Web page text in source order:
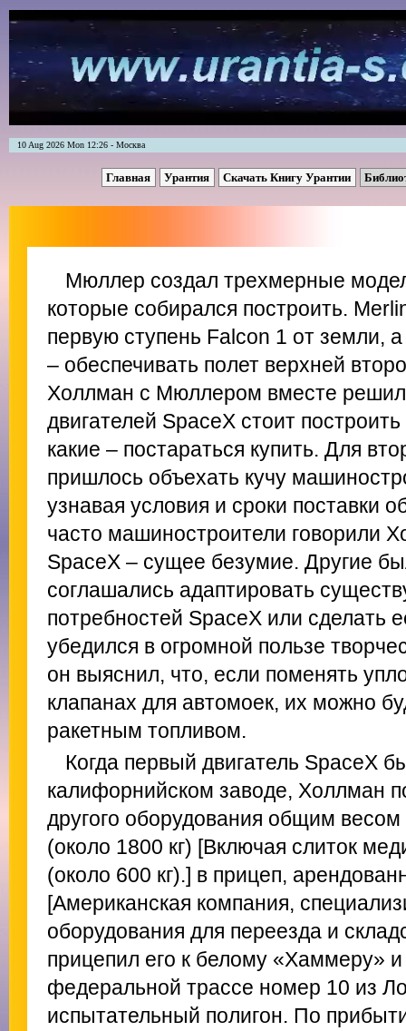
10 Aug 2026 Mon 12:26 - Москва
Главная Урантия Скачать Книгу Урантии
Мюллер создал трехмерные
которые собирался построить.
первую ступень Falcon 1 от земли,
– обеспечивать полет верхней
Холлман с Мюллером вместе
двигателей SpaceX стоит
какие – постараться купить. Для
пришлось объехать кучу
узнавая условия и сроки поставки
часто машиностроители говорили
SpaceX – сущее безумие. Другие
соглашались адаптировать
потребностей SpaceX или сделать
убедился в огромной пользе
он выяснил, что, если поменять
клапанах для автомоек, их можно
ракетным топливом.
Когда первый двигатель SpaceX
калифорнийском заводе, Холлман
другого оборудования общим
(около 1800 кг) [Включая слиток
(около 600 кг).] в прицеп,
[Американская компания,
оборудования для переезда и
прицепил его к белому «Хаммеру» и
федеральной трассе номер 10 из
испытательный полигон. По